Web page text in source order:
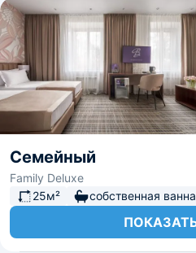
Семейный
Family Deluxe
25м²
собственная